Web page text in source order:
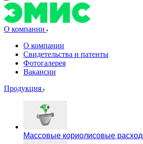
О компании
О компании
Свидетельства и патенты
Фотогалерея
Вакансии
Продукция
Массовые кориолисовые